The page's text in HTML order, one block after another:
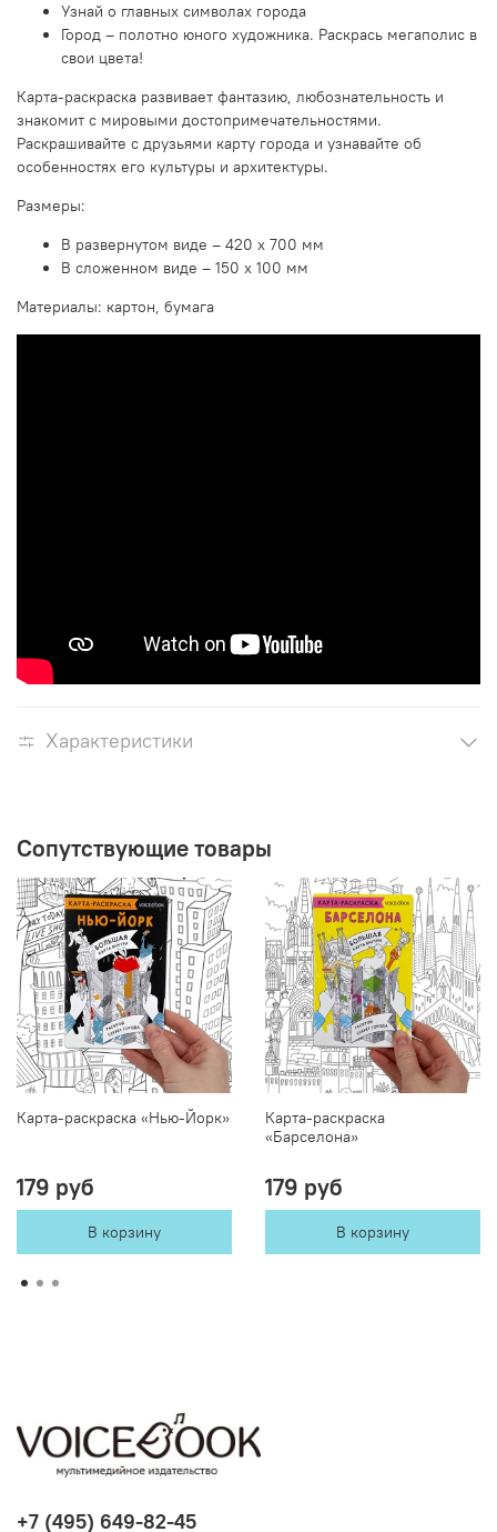
Узнай о главных символах города
Город – полотно юного художника. Раскрась мегаполис в
свои цвета!
Карта-раскраска развивает фантазию, любознательность и
знакомит с мировыми достопримечательностями.
Раскрашивайте с друзьями карту города и узнавайте об
особенностях его культуры и архитектуры.
Размеры:
В развернутом виде – 420 х 700 мм
В сложенном виде – 150 х 100 мм
Материалы: картон, бумага
Характеристики
Сопутствующие товары
Карта-раскраска «Нью-Йорк»
179 руб
В корзину
Карта-раскраска
«Барселона»
179 руб
В корзину
+7 (495) 649-82-45